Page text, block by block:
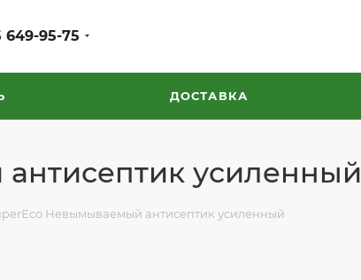
649-95-75
ДОСТАВКА
усиленный
Невымываемый антисептик усиленный